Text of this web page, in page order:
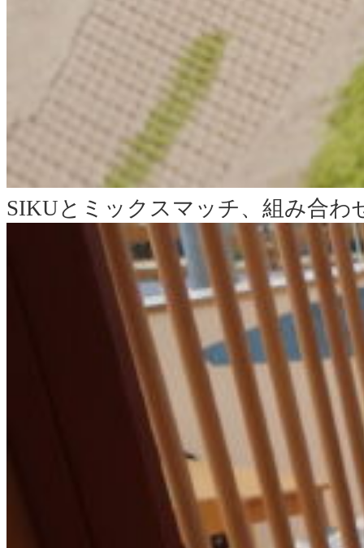
SIKUとミックスマッチ、組み合わ